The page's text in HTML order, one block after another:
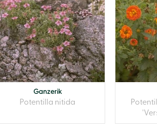
Ganzerik
Potentilla nitida